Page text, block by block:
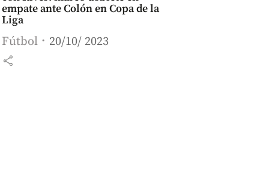
empate ante Colón en Copa de la
Liga
Fútbol 20/10/ 2023
share